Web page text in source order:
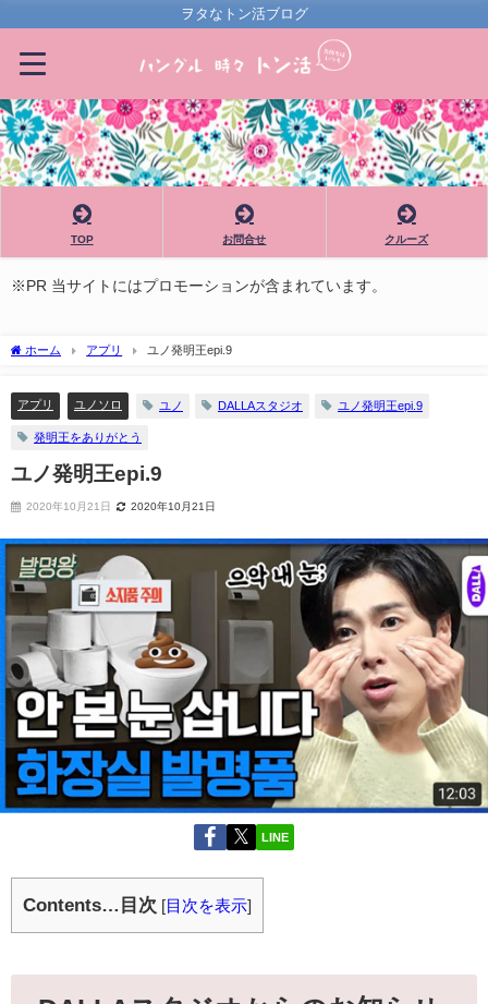
ヲタなトン活ブログ
TOP お問合せ クルーズ
※PR 当サイトにはプロモーションが含まれています。
ホーム アプリ ユノ発明王epi.9
アプリ ユノソロ ユノ DALLAスタジオ ユノ発明王epi.9
発明王をありがとう
ユノ発明王epi.9
2020年10月21日 2020年10月21日
LINE
Contents…目次 [ 目次を表示]